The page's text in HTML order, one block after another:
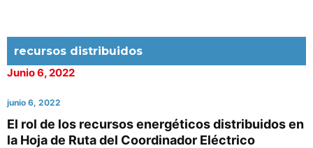
recursos distribuidos
Junio 6, 2022
junio 6, 2022
El rol de los recursos energéticos distribuidos en
la Hoja de Ruta del Coordinador Eléctrico